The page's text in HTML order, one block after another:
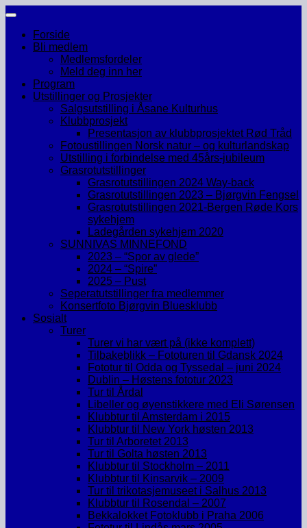
Skip
contentForside
Bli medlem
Medlemsfordeler
Meld deg inn her
Program
Utstillinger og Prosjekter
Salgsutstilling i Åsane Kulturhus
Klubbprosjekt
Presentasjon av klubbprosjektet Rød Tråd
Fotoustillingen Norsk natur – og kulturlandskap
Utstilling i forbindelse med 45års-jubileum
Grasrotutstillinger
Grasrotutstillingen 2024 Way-back
Grasrotutstillingen 2023 – Bjørgvin Fengsel
Grasrotutstillingen 2021-Bergen Røde Kors
sykehjem
Ladegården sykehjem 2020
SUNNIVAS MINNEFOND
2023 – “Spor av glede”
2024 – “Spire”
2025 – Pust
Seperatutstillinger fra medlemmer
Konsertfoto Bjørgvin Bluesklubb
Sosialt
Turer
Turer vi har vært på (ikke komplett)
Tilbakeblikk – Fototuren til Gdansk 2024
Fototur til Odda og Tyssedal – juni 2024
Dublin – Høstens fototur 2023
Tur til Årdal
Libeller og øyenstikkere med Eli Sørensen
Klubbtur til Amsterdam i 2015
Klubbtur til New York høsten 2013
Tur til Arboretet 2013
Tur til Golta høsten 2013
Klubbtur til Stockholm – 2011
Klubbtur til Kinsarvik – 2009
Tur til trikotasjemuseet i Salhus 2013
Klubbtur til Rosendal – 2007
Bekkalokket Fotoklubb i Praha 2006